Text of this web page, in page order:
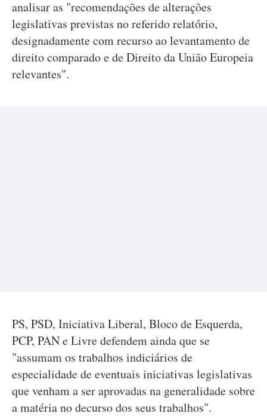
analisar as "recomendações de alterações
legislativas previstas no referido relatório,
designadamente com recurso ao levantamento de
direito comparado e de Direito da União Europeia
relevantes".
PS, PSD, Iniciativa Liberal, Bloco de Esquerda,
PCP, PAN e Livre defendem ainda que se
"assumam os trabalhos indiciários de
especialidade de eventuais iniciativas legislativas
que venham a ser aprovadas na generalidade sobre
a matéria no decurso dos seus trabalhos".